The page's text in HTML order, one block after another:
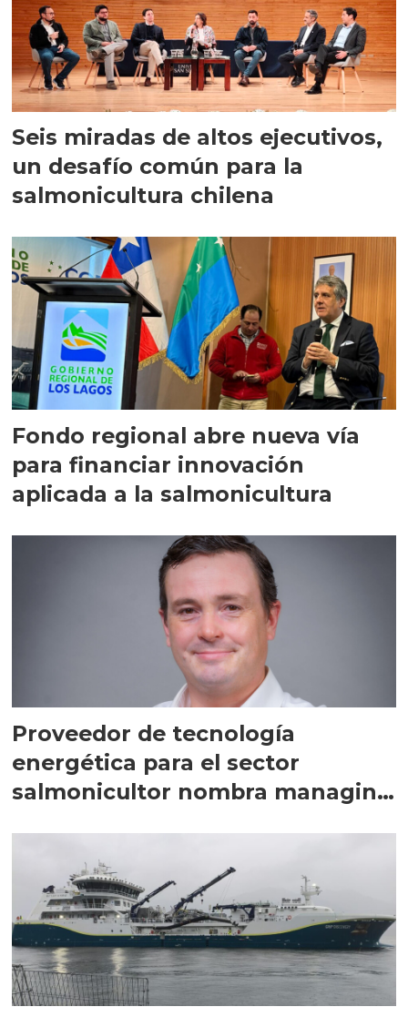
Seis miradas de altos ejecutivos,
un desafío común para la
salmonicultura chilena
Fondo regional abre nueva vía
para financiar innovación
aplicada a la salmonicultura
Proveedor de tecnología
energética para el sector
salmonicultor nombra managing